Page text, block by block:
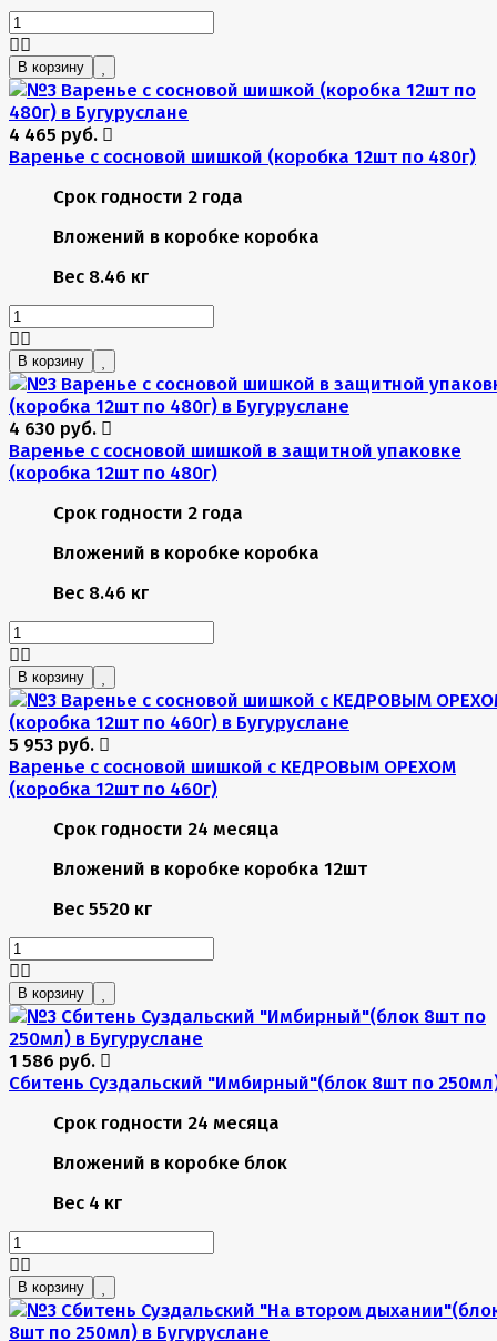
В корзину
4 465 руб.
Варенье с сосновой шишкой (коробка 12шт по 480г)
Срок годности 2 года
Вложений в коробке коробка
Вес 8.46 кг
В корзину
4 630 руб.
Варенье с сосновой шишкой в защитной упаковке
(коробка 12шт по 480г)
Срок годности 2 года
Вложений в коробке коробка
Вес 8.46 кг
В корзину
5 953 руб.
Варенье с сосновой шишкой с КЕДРОВЫМ ОРЕХОМ
(коробка 12шт по 460г)
Срок годности 24 месяца
Вложений в коробке коробка 12шт
Вес 5520 кг
В корзину
1 586 руб.
Сбитень Суздальский "Имбирный"(блок 8шт по
Срок годности 24 месяца
Вложений в коробке блок
Вес 4 кг
В корзину